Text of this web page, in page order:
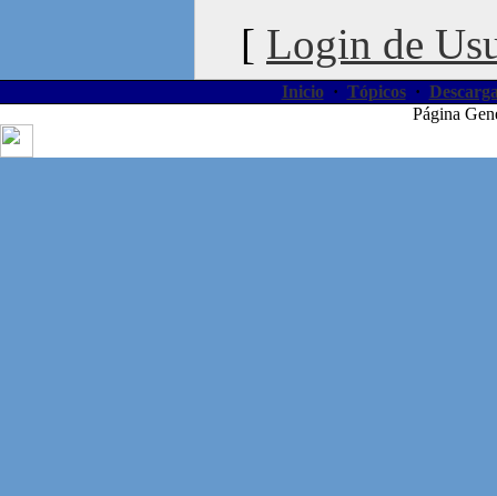
[ Login de
Inicio· Tópicos·
Página